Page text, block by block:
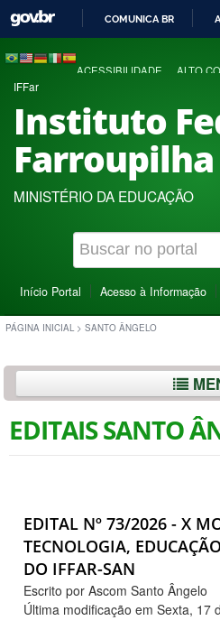
COMUNICA BR
ACESSIBILIDADE ALTO
IFFar
Instituto
Farroupilha
MINISTÉRIO DA EDUCAÇÃO
Início Portal Acesso à Informação
PÁGINA INICIAL > SANTO ÂNGELO
EDITAIS SANTO
EDITAL Nº 73/2026 - X
TECNOLOGIA,
DO IFFAR-SAN
Escrito por Ascom Santo Ângelo
Última modificação em Sexta, 17